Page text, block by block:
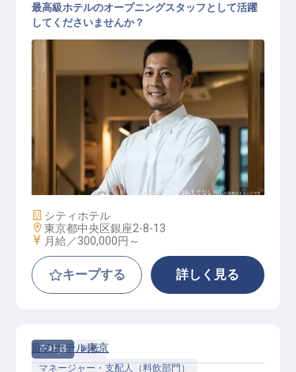
調理部 シェフ・ド・パルティエ
最高級ホテルのオープニングスタッフとして活躍
してくださいませんか？
施設業態
シティホテル
勤務地
東京都中央区銀座2-8-13
給与
月給／300,000円～
キープする 詳しく見る
正社員
料飲
マネージャー・支配人（料飲部門）
庭のホテル東京